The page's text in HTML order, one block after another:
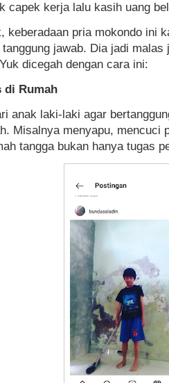
capek kerja lalu kasih uang
keberadaan pria mokondo ini
jawab. Dia jadi malas
dicegah dengan cara ini:
di Rumah
anak laki-laki agar
Misalnya menyapu, mencuci
tangga bukan hanya tugas